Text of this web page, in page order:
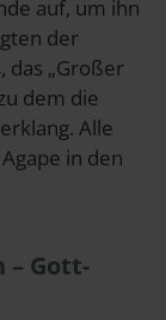
auf, um ihn
der
das „Großer
dem die
Alle
in den
– Gott-